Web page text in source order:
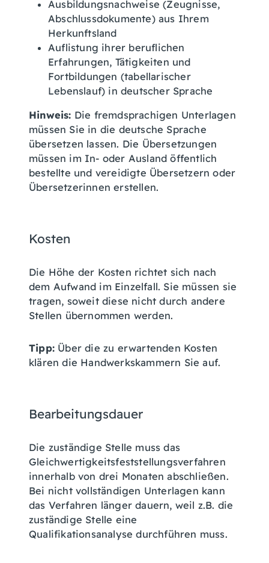
Ausbildungsnachweise (Zeugnisse,
Abschlussdokumente) aus Ihrem
Herkunftsland
Auflistung ihrer beruflichen
Erfahrungen, Tätigkeiten und
Fortbildungen (tabellarischer
Lebenslauf) in deutscher Sprache
Hinweis: Die fremdsprachigen Unterlagen
müssen Sie in die deutsche Sprache
übersetzen lassen. Die Übersetzungen
müssen im In- oder Ausland öffentlich
bestellte und vereidigte Übersetzern oder
Übersetzerinnen erstellen.
Kosten
Die Höhe der Kosten richtet sich nach
dem Aufwand im Einzelfall. Sie müssen sie
tragen, soweit diese nicht durch andere
Stellen übernommen werden.
Tipp: Über die zu erwartenden Kosten
klären die Handwerkskammern Sie auf.
Bearbeitungsdauer
Die zuständige Stelle muss das
Gleichwertigkeitsfeststellungsverfahren
innerhalb von drei Monaten abschließen.
Bei nicht vollständigen Unterlagen kann
das Verfahren länger dauern, weil z.B. die
zuständige Stelle eine
Qualifikationsanalyse durchführen muss.